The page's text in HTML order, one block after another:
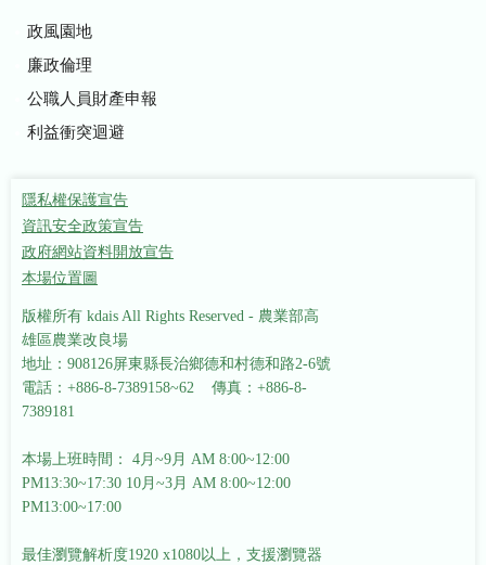
政風園地
廉政倫理
公職人員財產申報
利益衝突迴避
隱私權保護宣告
資訊安全政策宣告
政府網站資料開放宣告
本場位置圖
版權所有 kdais All Rights Reserved - 農業部高
雄區農業改良場
地址：908126屏東縣長治鄉德和村德和路2-6號
電話：+886-8-7389158~62 傳真：+886-8-
7389181
本場上班時間： 4月~9月 AM 8:00~12:00
PM13:30~17:30 10月~3月 AM 8:00~12:00
PM13:00~17:00
最佳瀏覽解析度1920 x1080以上，支援瀏覽器